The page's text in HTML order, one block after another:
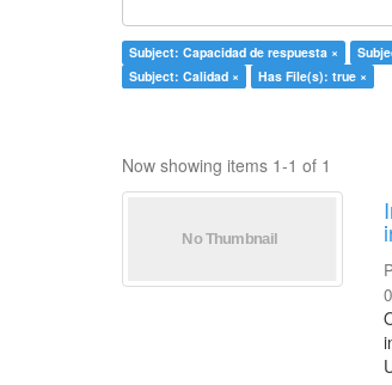
Subject: Capacidad de respuesta ×
Subject: Calidad ×
Has File(s): true ×
Now showing items 1-1 of 1